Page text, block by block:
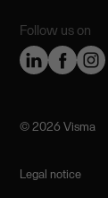
Follow us on
©️ 2026 Visma
Legal notice